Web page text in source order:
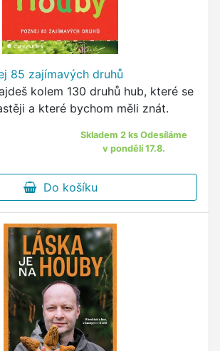
85 zajímavých druhů
kolem 130 druhů hub, které se
a které bychom měli znát.
Skladem 2 ks Odesíláme
v pondělí 17.8.
Do košíku